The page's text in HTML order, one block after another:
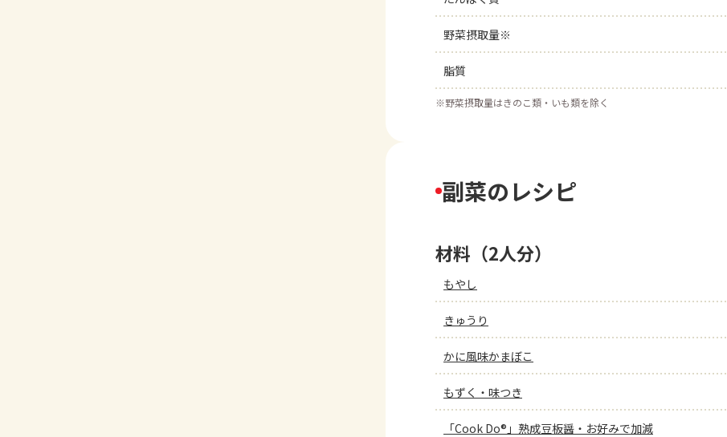
野菜摂取量※
脂質
※野菜摂取量はきのこ類・いも類を除く
副菜のレシピ
材料（2人分）
もやし
きゅうり
かに風味かまぼこ
もずく・味つき
「Cook Do®」熟成豆板醤・お好みで加減